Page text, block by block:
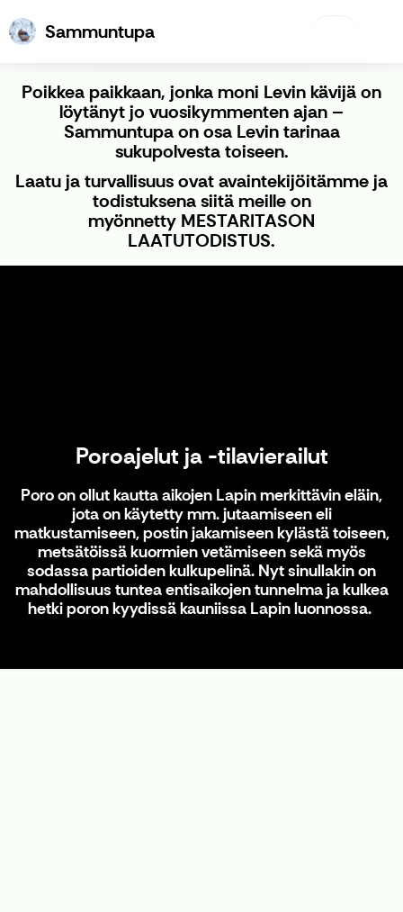
SammuntupaSammuntupa
Poikkea paikkaan, jonka moni Levin kävijä on
löytänyt jo vuosikymmenten ajan –
Sammuntupa on osa Levin tarinaa
sukupolvesta toiseen.
Laatu ja turvallisuus ovat avaintekijöitämme ja
todistuksena siitä meille on
myönnetty MESTARITASON
LAATUTODISTUS.
Poroajelut ja -tilavierailut
Poro on ollut kautta aikojen Lapin merkittävin eläin,
jota on käytetty mm. jutaamiseen eli
matkustamiseen, postin jakamiseen kylästä toiseen,
metsätöissä kuormien vetämiseen sekä myös
sodassa partioiden kulkupelinä. Nyt sinullakin on
mahdollisuus tuntea entisaikojen tunnelma ja kulkea
hetki poron kyydissä kauniissa Lapin luonnossa.